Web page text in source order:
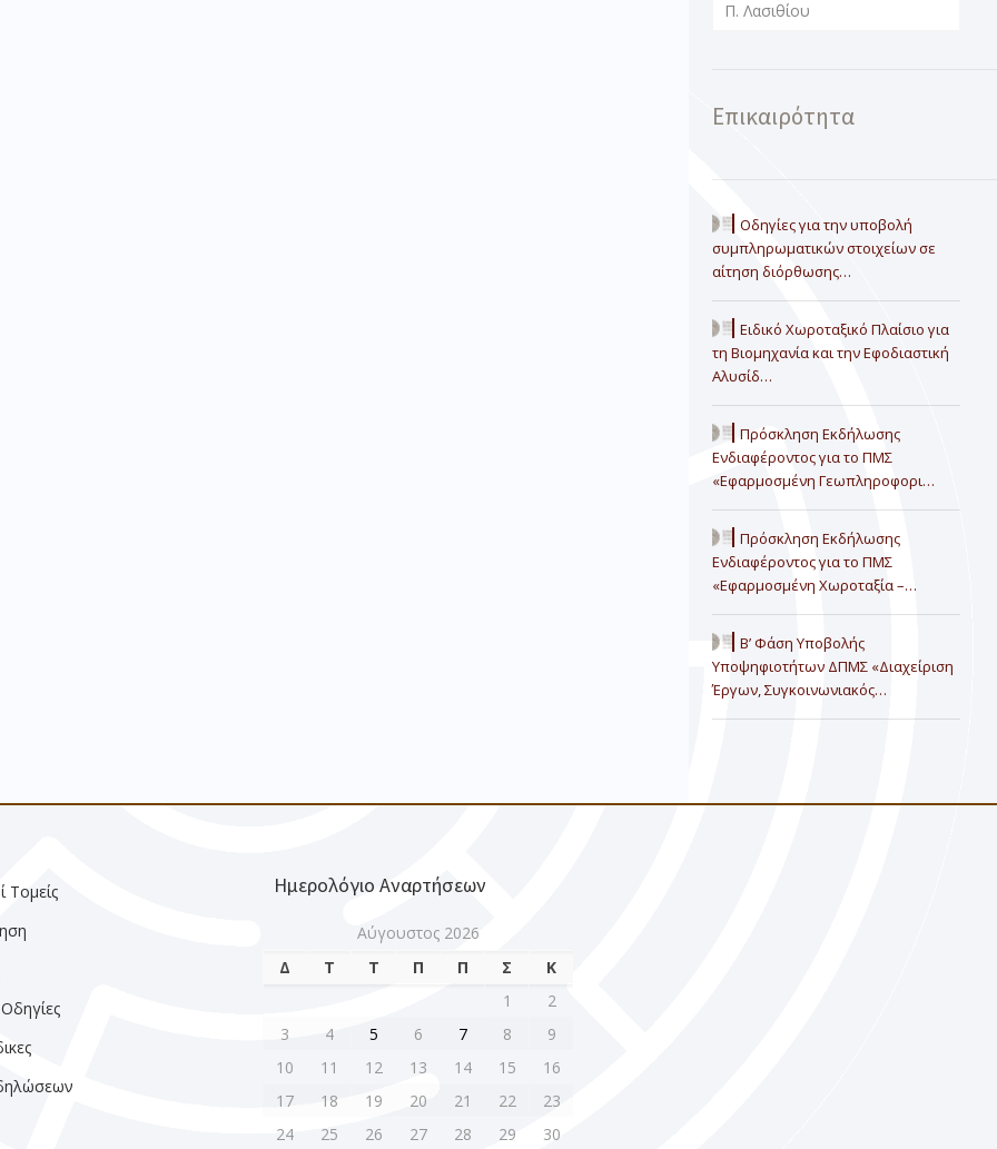
Π. Λασιθίου
Επικαιρότητα
Οδηγίες για την υποβολή
συμπληρωματικών στοιχείων σε
αίτηση διόρθωσης…
Ειδικό Χωροταξικό Πλαίσιο για
τη Βιομηχανία και την Εφοδιαστική
Αλυσίδ…
Πρόσκληση Εκδήλωσης
Ενδιαφέροντος για το ΠΜΣ
«Εφαρμοσμένη Γεωπληροφορι…
Πρόσκληση Εκδήλωσης
Ενδιαφέροντος για το ΠΜΣ
«Εφαρμοσμένη Χωροταξία –…
Β’ Φάση Υποβολής
Υποψηφιοτήτων ΔΠΜΣ «Διαχείριση
Έργων, Συγκοινωνιακός…
Τομείς
Ημερολόγιο Αναρτήσεων
Αύγουστος 2026
Δ
Τ Τ Π Π Σ
Κ
1
2
3
4 5 6 7 8
9
10
11 12 13 14 15
16
17
18 19 20 21 22
23
24
25 26 27 28 29 30